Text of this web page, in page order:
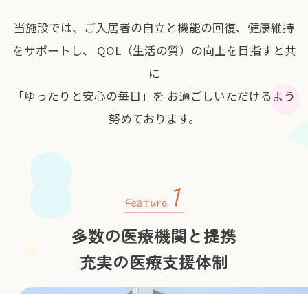
当施設では、ご入居者の自立と機能の回復、健康維持
をサポートし、 QOL（生活の質）の向上を目指すと共
に
「ゆったりと安心の毎日」を お過ごしいただけるよう
努めております。
多数の医療機関と提携
充実の医療支援体制